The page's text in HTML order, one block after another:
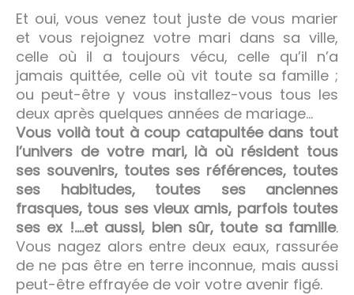
Et oui, vous venez tout juste de vous marier
et vous rejoignez votre mari dans sa ville,
celle où il a toujours vécu, celle qu’il n’a
jamais quittée, celle où vit toute sa famille ;
ou peut-être y vous installez-vous tous les
deux après quelques années de mariage…
Vous voilà tout à coup catapultée dans tout
l’univers de votre mari, là où résident tous
ses souvenirs, toutes ses références, toutes
ses habitudes, toutes ses anciennes
frasques, tous ses vieux amis, parfois toutes
ses ex !….et aussi, bien sûr, toute sa famille.
Vous nagez alors entre deux eaux, rassurée
de ne pas être en terre inconnue, mais aussi
peut-être effrayée de voir votre avenir figé.